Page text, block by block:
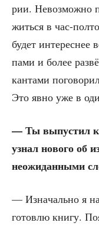
рии. Невоз­мож­но
жить­ся в час-
будет инте­рес­нее
па­ми и более
кан­та­ми
Это явно уже в
— Ты выпу­стил
узнал ново­го об
неожи­дан­ны­ми
— Изна­чаль­но я
готов­лю кни­гу.